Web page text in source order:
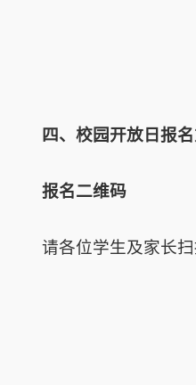
四、校园开放日报
报名二维码
请各位学生及家长